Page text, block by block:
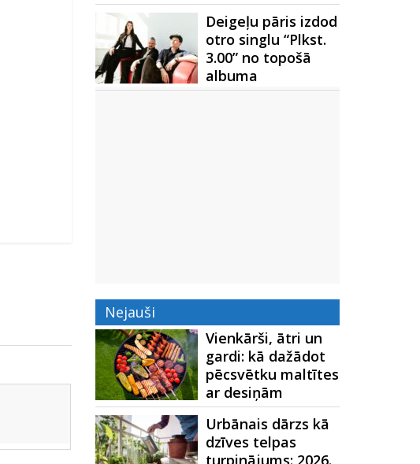
Deigeļu pāris izdod
otro singlu “Plkst.
3.00” no topošā
albuma
Nejauši
Vienkārši, ātri un
gardi: kā dažādot
pēcsvētku maltītes
ar desiņām
Urbānais dārzs kā
dzīves telpas
turpinājums: 2026.